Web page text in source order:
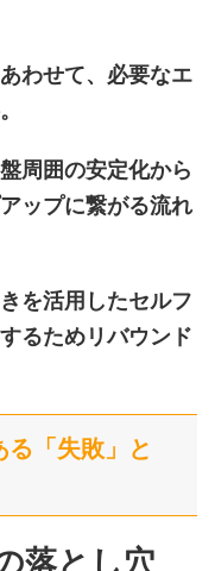
わせて、必要なエ
周囲の安定化から
ップに繋がる流れ
を活用したセルフ
るためリバウンド
「失敗」と
落とし穴